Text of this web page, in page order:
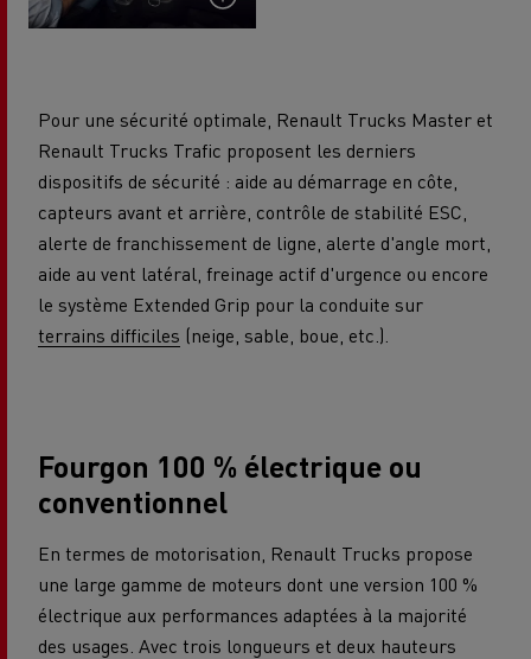
Pour une sécurité optimale, Renault Trucks Master et
Renault Trucks Trafic proposent les derniers
dispositifs de sécurité : aide au démarrage en côte,
capteurs avant et arrière, contrôle de stabilité ESC,
alerte de franchissement de ligne, alerte d'angle mort,
aide au vent latéral, freinage actif d'urgence ou encore
le système Extended Grip pour la conduite sur
terrains difficiles (neige, sable, boue, etc.).
Fourgon 100 % électrique ou
conventionnel
En termes de motorisation, Renault Trucks propose
une large gamme de moteurs dont une version 100 %
électrique aux performances adaptées à la majorité
des usages. Avec trois longueurs et deux hauteurs